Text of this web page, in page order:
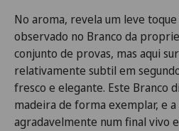
No aroma, revela um leve
observado no Branco da
conjunto de provas, mas aqui
relativamente subtil em
fresco e elegante. Este Branco
madeira de forma exemplar, e
agradavelmente num final vivo